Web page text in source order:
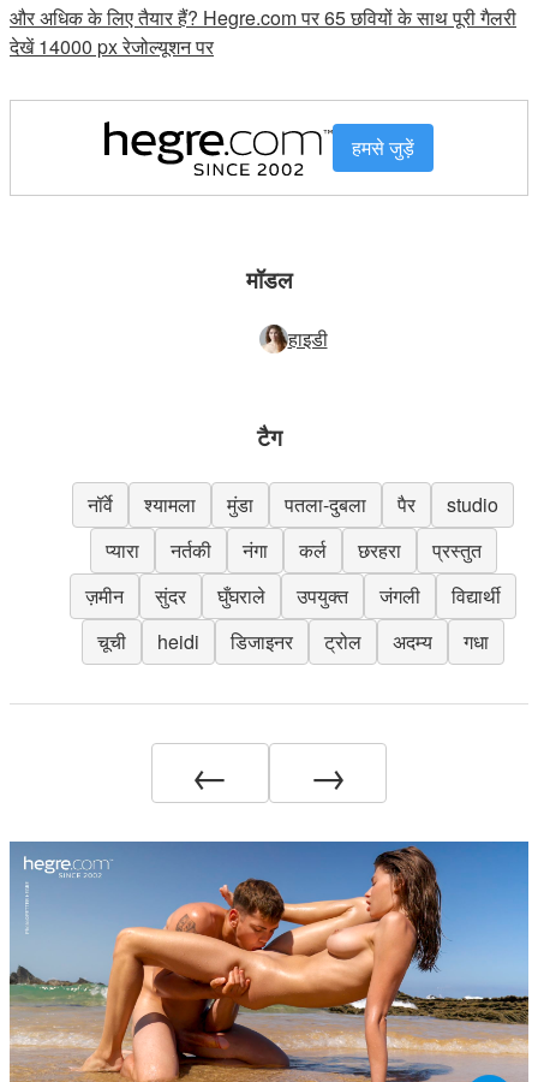
और अधिक के लिए तैयार हैं? Hegre.com पर 65 छवियों के साथ पूरी गैलरी
देखें 14000 px रेजोल्यूशन पर
हमसे जुड़ें
मॉडल
हाइडी
टैग
नॉर्वे श्यामला मुंडा पतला-दुबला पैर
studio
प्यारा
नर्तकी नंगा कर्ल छरहरा
प्रस्तुत
ज़मीन
सुंदर घुँघराले उपयुक्त जंगली
विद्यार्थी
चूची
heidi डिजाइनर ट्रोल अदम्य गधा
← →